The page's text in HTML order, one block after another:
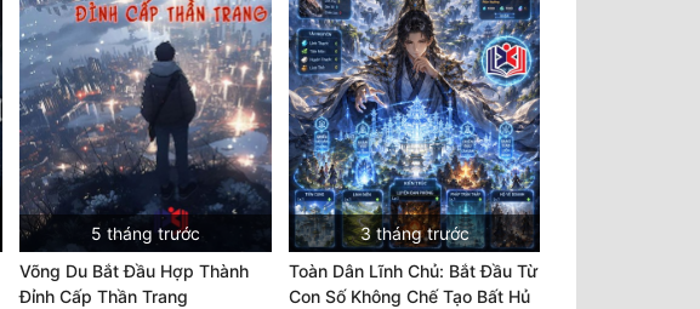
5 tháng trước
Võng Du Bắt Đầu Hợp Thành
Đỉnh Cấp Thần Trang
3 tháng trước
Toàn Dân Lĩnh Chủ: Bắt Đầu Từ
Con Số Không Chế Tạo Bất Hủ